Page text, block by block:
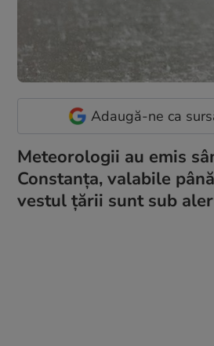
Adaugă-ne ca
Meteorologii au emis
Constanța, valabile
vestul ţării sunt sub